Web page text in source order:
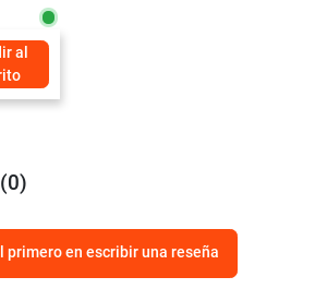
al
primero en escribir una reseña